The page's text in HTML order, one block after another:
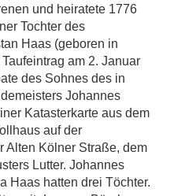
und heiratete 1776
Tochter des
Haas (geboren in
am 2. Januar
des Sohnes des in
Johannes
Katasterkarte aus dem
auf der
Alten Kölner Straße, dem
Lutter. Johannes
Haas hatten drei Töchter.